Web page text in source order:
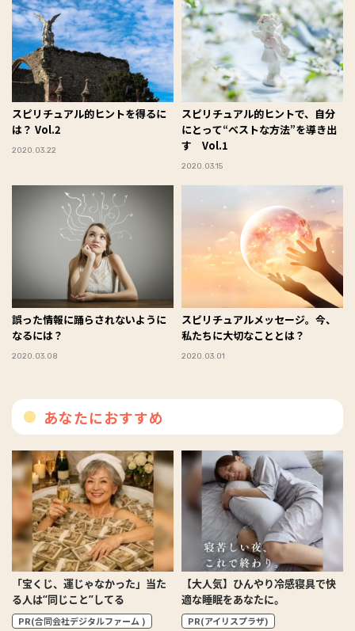
スピリチュアル的ヒントを得るに
は？ Vol.2
2020.03.22
スピリチュアル的ヒントで、自分
にとって“ベストな方法”を導き出
す Vol.1
2020.03.15
誤った情報に踊らされないように
なるには？
2020.03.08
スピリチュアルメッセージ。今、
私たちに大切なこととは？
2020.03.01
あなたにおすすめ
「宝くじ、運じゃなかった」当た
る人は“同じこと”してる
PR(合同会社デジタルファーム )
【大人気】ひんやり冷感寝具で快
適な睡眠をあなたに。
PR(アイリスプラザ)